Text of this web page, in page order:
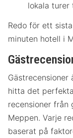
lokala turer
Redo för ett
minuten hotell i
hitta det
recensioner från
Meppen. Varje
baserat på